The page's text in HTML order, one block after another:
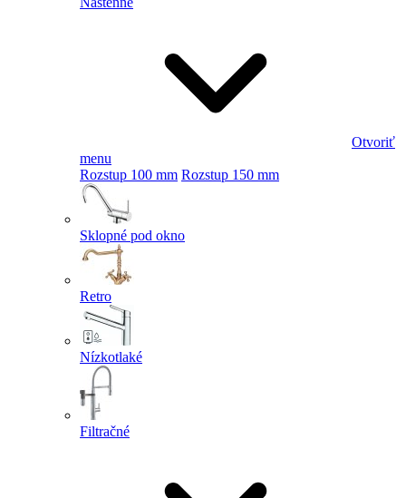
Otvoriť
menu
Rozstup 100 mm Rozstup 150 mm
Sklopné pod okno
Retro
Nízkotlaké
Filtračné